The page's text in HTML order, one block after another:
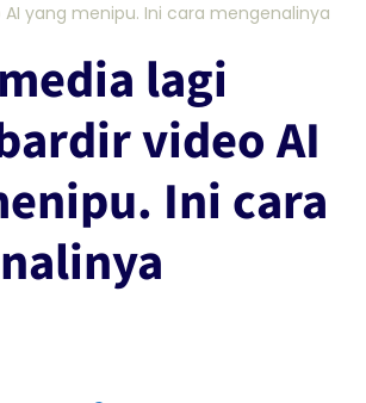
yang menipu. Ini cara mengenalinya
lagi
video AI
Ini cara